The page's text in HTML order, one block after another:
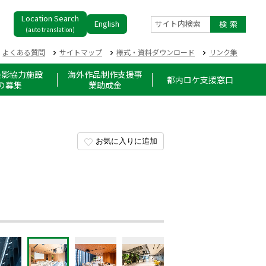
Location Search
(auto translation)
English サイト内検索
よくある質問 サイトマップ 様式・資料ダウンロード リンク集
協力施設
募集
海外作品制作支援事
業助成金
都内ロケ支援窓口
お気に入りに追加